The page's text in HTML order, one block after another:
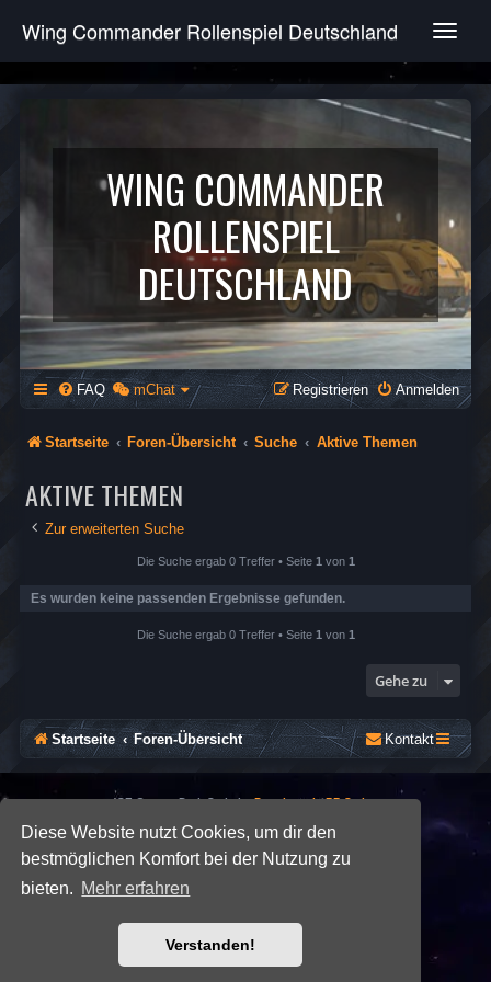
Diese Website nutzt Cookies, um dir den
bestmöglichen Komfort bei der Nutzung zu
bieten. Mehr erfahren
Verstanden!
T
g
e
v
g
a
t
i
o
n
Wing Commander Rollenspiel Deutschland
WING COMMANDER
ROLLENSPIEL
DEUTSCHLAND
FAQ mChat Anmelden
Registrieren
Startseite Foren-Übersicht Suche Aktive Themen
AKTIVE THEMEN
Zur erweiterten Suche
Die Suche ergab 0 Treffer • Seite 1 von 1
Es wurden keine passenden Ergebnisse gefunden.
Die Suche ergab 0 Treffer • Seite 1 von 1
Gehe zu
Startseite Foren-Übersicht Kontakt
*SE Gamer: Dark Style byPremium phpBB Styles
Powered byphpBB ® Forum Software © phpBB Limited
Datenschutz